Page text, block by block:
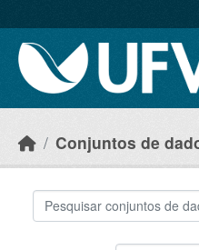
Conjuntos de